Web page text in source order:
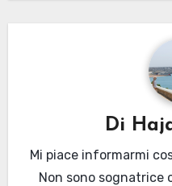
Di
Mi piace informarmi
Non sono sognatrice